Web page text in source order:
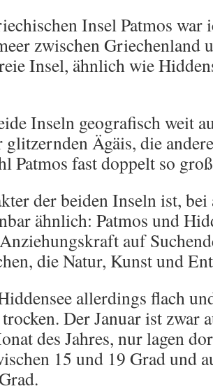
Insel Patmos war
zwischen Griechenland
Insel, ähnlich wie
Inseln geografisch weit
glitzernden Ägäis, die
Patmos fast doppelt so
der beiden Inseln ist, bei
ähnlich: Patmos und
auf
die Natur, Kunst und
allerdings flach
Der Januar ist zwar
des Jahres, nur lagen
15 und 19 Grad und